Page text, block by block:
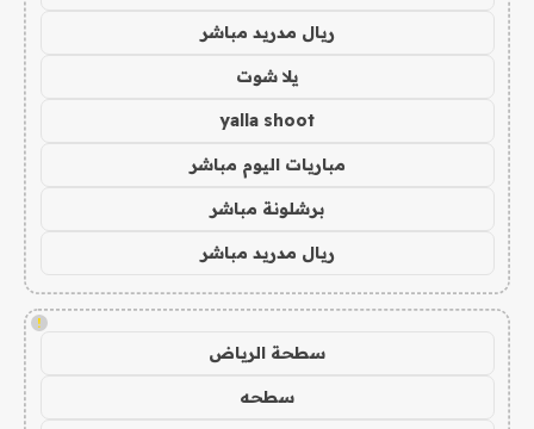
ريال مدريد مباشر
يلا شوت
yalla shoot
مباريات اليوم مباشر
برشلونة مباشر
ريال مدريد مباشر
!
سطحة الرياض
سطحه